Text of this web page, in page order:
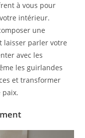
à vous pour
intérieur.
une
laisser parler votre
avec les
les guirlandes
et transformer
paix.